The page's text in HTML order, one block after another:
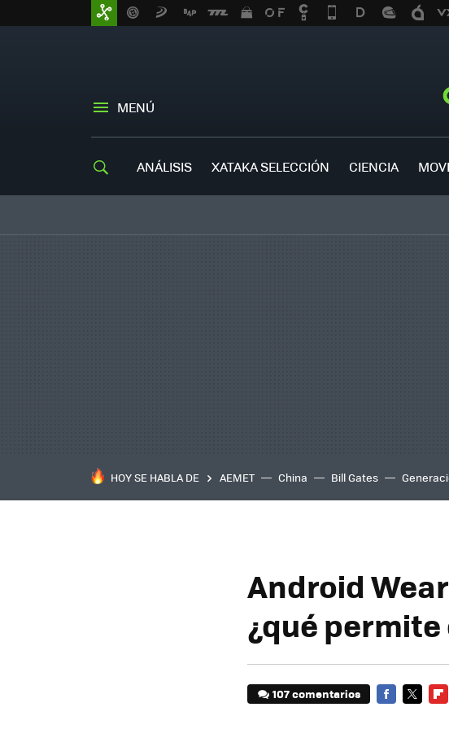
MENÚ
ANÁLISIS XATAKA SELECCIÓN CIENCIA
HOY SE HABLA DE AEMET China Bill Gates
Android
¿qué
107 comentarios